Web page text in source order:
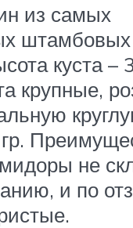
из самых
штамбовых
куста –
крупные,
не
и по